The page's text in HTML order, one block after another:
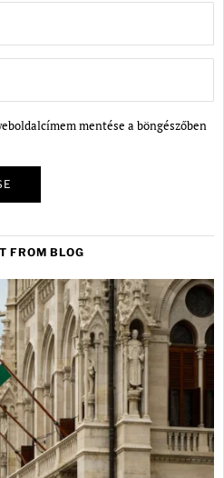
mentése a böngészőben
FROM BLOG